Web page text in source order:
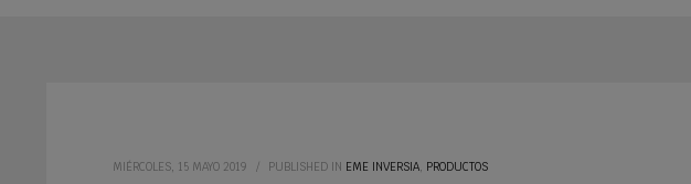
MIÉRCOLES, 15 MAYO 2019 / PUBLISHED IN EME INVERSIA, PRODUCTOS